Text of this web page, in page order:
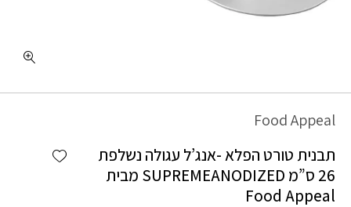
Food Appeal
wishlist
תבנית טורט הפלא -אנג’ל עגולה נשלפת
26 ס”מ SUPREMEANODIZED מבית
Food Appeal